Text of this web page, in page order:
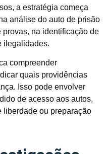
a estratégia começa
análise do auto de prisão
na identificação de
ilegalidades.
compreender
quais providências
Isso pode envolver
de acesso aos autos,
liberdade ou preparação